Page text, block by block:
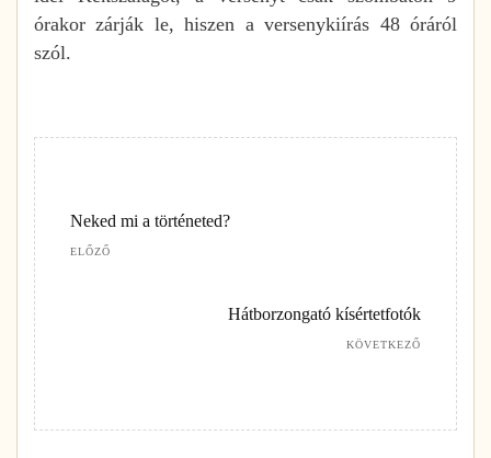
órakor zárják le, hiszen a versenykiírás 48 óráról
szól.
Neked mi a történeted?
ELŐZŐ
Hátborzongató kísértetfotók
KÖVETKEZŐ